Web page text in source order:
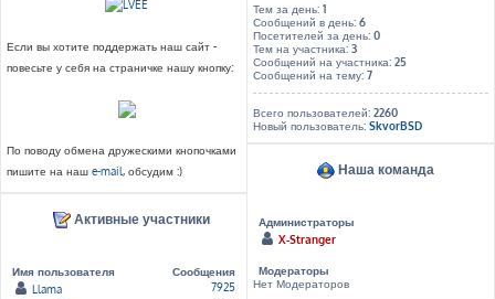
Если вы хотите поддержать наш сайт -
повесьте у себя на страничке нашу кнопку:
По поводу обмена дружескими кнопочками
пишите на наш e-mail, обсудим :)
Активные участники
Имя пользователя
Сообщения
Llama
7925
Тем за день:1
Сообщений в день:6
Посетителей за день:0
Тем на участника:3
Сообщений на участника:25
Сообщений на тему:7
Всего пользователей:2260
Новый пользователь:SkvorBSD
Наша команда
Администраторы
X-Stranger
Модераторы
Нет Модераторов